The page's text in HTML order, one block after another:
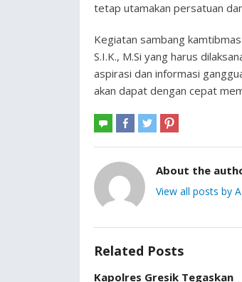
tetap utamakan persatuan
Kegiatan sambang
S.I.K., M.Si yang harus
aspirasi dan informasi
akan dapat dengan cepat
About the
View all posts by
Related Posts
Kapolres Gresik Tegaskan